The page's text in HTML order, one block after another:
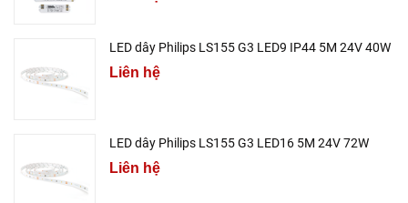
LED dây Philips LS155 G3 LED9 IP44 5M 24V 40W
Liên hệ
LED dây Philips LS155 G3 LED16 5M 24V 72W
Liên hệ